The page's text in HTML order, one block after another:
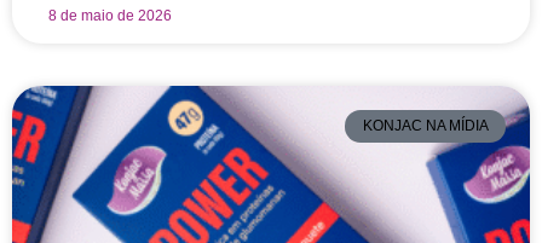
8 de maio de 2026
KONJAC NA MÍDIA